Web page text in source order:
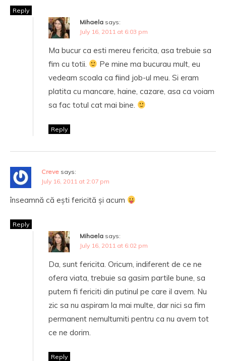
Reply
Mihaela says:
July 16, 2011 at 6:03 pm
Ma bucur ca esti mereu fericita, asa trebuie sa
fim cu totii.
Pe mine ma bucurau mult, eu
vedeam scoala ca fiind job-ul meu. Si eram
platita cu mancare, haine, cazare, asa ca voiam
sa fac totul cat mai bine.
Reply
Creve says:
July 16, 2011 at 2:07 pm
înseamnă că ești fericită și acum
Reply
Mihaela says:
July 16, 2011 at 6:02 pm
Da, sunt fericita. Oricum, indiferent de ce ne
ofera viata, trebuie sa gasim partile bune, sa
putem fi fericiti din putinul pe care il avem. Nu
zic sa nu aspiram la mai multe, dar nici sa fim
permanent nemultumiti pentru ca nu avem tot
ce ne dorim.
Reply